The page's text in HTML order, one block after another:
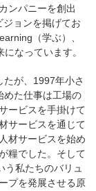
ンパニーを創出
ジョンを掲げてお
（学ぶ）、
なっています。
が、1997年小さ
めた仕事は工場の
ービスを手掛けて
サービスを通じて
材サービスを始め
糧でした。そして
う私たちのバリュ
プを発展させる原